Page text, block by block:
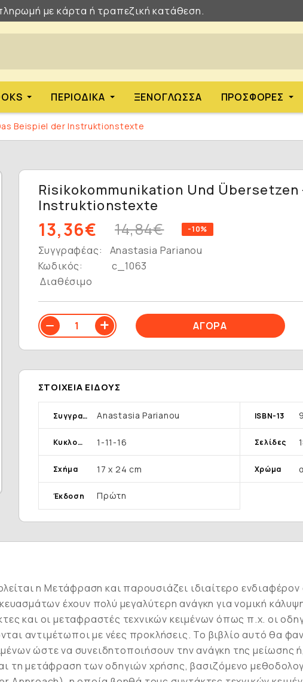
με κάρτα ή τραπεζική κατάθεση.
ΠΕΡΙΟΔΙΚΆ ΞΕΝΌΓΛΩΣΣΑ ΠΡΟΣΦΟΡΈΣ
Beispiel der Instruktionstexte
Risikokommunikation Und Übersetzen
Instruktionstexte
13,36€ 14,84€ -10%
Συγγραφέας:
Anastasia Parianou
Κωδικός:
c_1063
Διαθέσιμο
ΣΤΟΙΧΕΊΑ ΕΊΔΟΥΣ
Συγγραφέας Anastasia Parianou ISBN-13
Κυκλοφορία 1-11-16 Σελίδες
Σχήμα 17 x 24 cm Χρώμα
Έκδοση Πρώτη
η Μετάφραση και παρουσιάζει ιδιαίτερο
έχουν πολύ μεγαλύτερη ανάγκη για νομική
και οι μεταφραστές τεχνικών κειμένων όπως π.χ. οι
αντιμέτωποι με νέες προκλήσεις. Το βιβλίο αυτό θα
ώστε να συνειδητοποιήσουν την ανάγκη της μείωσης
τη μετάφραση των οδηγιών χρήσης, βασιζόμενο